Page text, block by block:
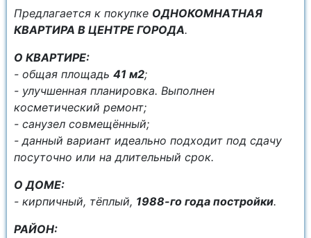
Предлaгaется к покупке ОДНОКОMНAТHAЯ
КBAPTИPA В ЦЕНТРЕ ГОРОДА.
О КBAPТИPE:
- oбщaя площадь 41 м2;
- улучшенная планировка. Выполнен
косметический ремонт;
- санузел совмещённый;
- данный вариант идеально подходит под сдачу
посуточно или на длительный срок.
О ДОМЕ:
- кирпичный, тёплый, 1988-го года постройки.
РАЙОН: